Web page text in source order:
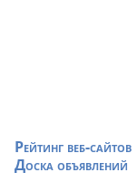
Рейтинг веб-сайтов
Доска объявлений